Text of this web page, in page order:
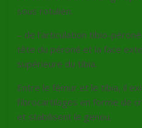
sous rotulien.
– de l’articulation tibio-
tête du péroné et la face
supérieure du tibia.
Entre le fémur et le tibia, il
fibrocartilages en forme de
et stabilisent le genou.